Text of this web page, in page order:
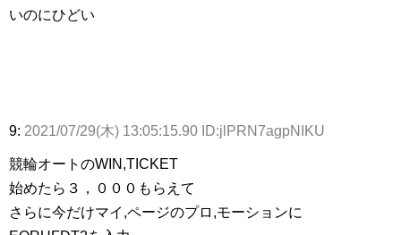
いのにひどい
9: 2021/07/29(木) 13:05:15.90 ID:jlPRN7agpNIKU
競輪オートのWIN,TICKET
始めたら３，０００もらえて
さらに今だけマイ,ページのプロ,モーションに